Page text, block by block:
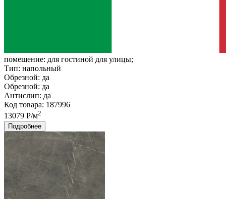
помещение: для гостиной для улицы;
Тип: напольный
Обрезной: да
Обрезной: да
Антислип: да
Код товара: 187996
13079 Р/м2
Подробнее